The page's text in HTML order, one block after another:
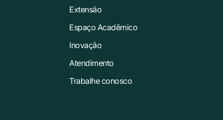
Extensão
Espaço Acadêmico
Inovação
Atendimento
Trabalhe conosco